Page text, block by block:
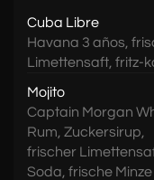
Cuba Libre
Havana 3 años,
Limettensaft, fritz-
Mojito
Captain Morgan
Rum, Zuckersirup,
frischer
Soda, frische Minze